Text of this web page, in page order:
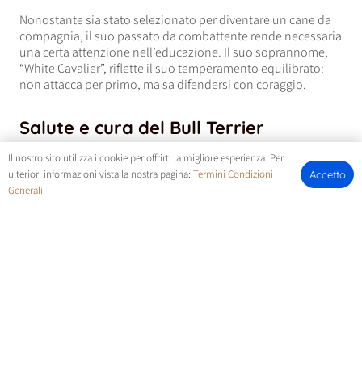
Nonostante sia stato selezionato per diventare un cane da
compagnia, il suo passato da combattente rende necessaria
una certa attenzione nell’educazione. Il suo soprannome,
“White Cavalier”, riflette il suo temperamento equilibrato:
non attacca per primo, ma sa difendersi con coraggio.
Salute e cura del Bull Terrier
Il Bull Terrier gode di buona salute e ha un’aspettativa di vita
soddisfacente. I soggetti completamente bianchi possono,
in rari casi, presentare problematiche genetiche, ma si tratta
di un’incidenza molto bassa. Questa razza ha bisogno di un
Il nostro sito utilizza i cookie per offrirti la migliore esperienza. Per
ulteriori informazioni vista la nostra pagina: Termini Condizioni
Generali
Accetto